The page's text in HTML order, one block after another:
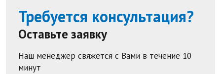
Требуется консультация?
Оставьте заявку
Наш менеджер свяжется с Вами в течение 10
минут